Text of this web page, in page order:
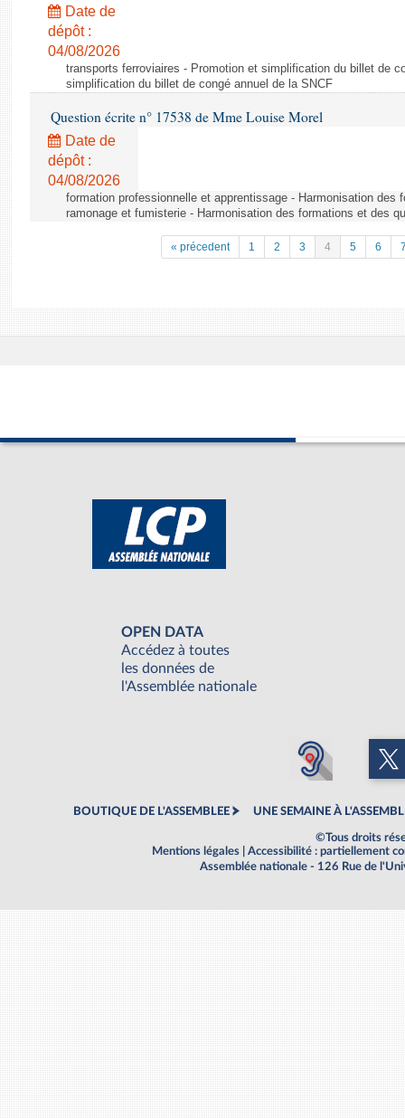
Date de
dépôt :
04/08/2026
transports ferroviaires - Promotion et simplification du billet de
simplification du billet de congé annuel de la SNCF
Question écrite n° 17538 de Mme Louise Morel
Date de
dépôt :
04/08/2026
formation professionnelle et apprentissage - Harmonisation des
ramonage et fumisterie - Harmonisation des formations et des
« précedent 1 2 3 4 5 6
OPEN DATA
Accédez à toutes
les données de
l'Assemblée nationale
BOUTIQUE DE L'ASSEMBLEE UNE SEMAINE À
©Tous droits
Mentions légales
Accessibilité : partiellement
Assemblée nationale - 126 Rue de